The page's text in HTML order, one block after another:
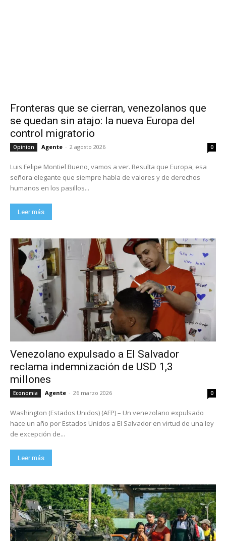
Fronteras que se cierran, venezolanos que
se quedan sin atajo: la nueva Europa del
control migratorio
Opinion Agente - 2 agosto 2026 0
Luis Felipe Montiel Bueno, vamos a ver. Resulta que Europa, esa
señora elegante que siempre habla de valores y de derechos
humanos en los pasillos...
Leer más
Venezolano expulsado a El Salvador
reclama indemnización de USD 1,3
millones
Economia Agente - 26 marzo 2026 0
Washington (Estados Unidos) (AFP) – Un venezolano expulsado
hace un año por Estados Unidos a El Salvador en virtud de una ley
de excepción de...
Leer más